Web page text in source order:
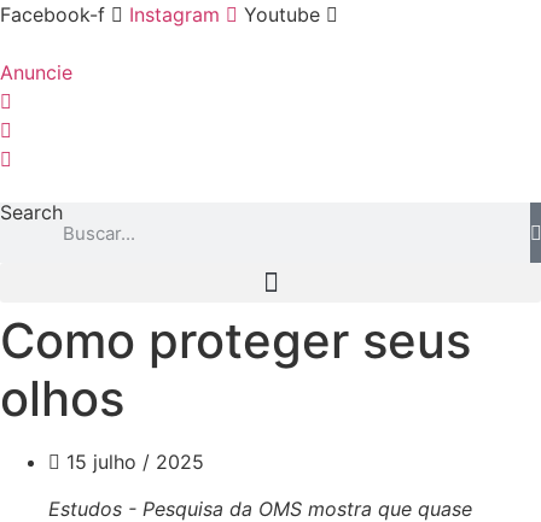
Ir
o
conteúdo
Facebook-f Instagram Youtube
Anuncie
Search
Como proteger seus
olhos
15 julho / 2025
Estudos - Pesquisa da OMS mostra que quase